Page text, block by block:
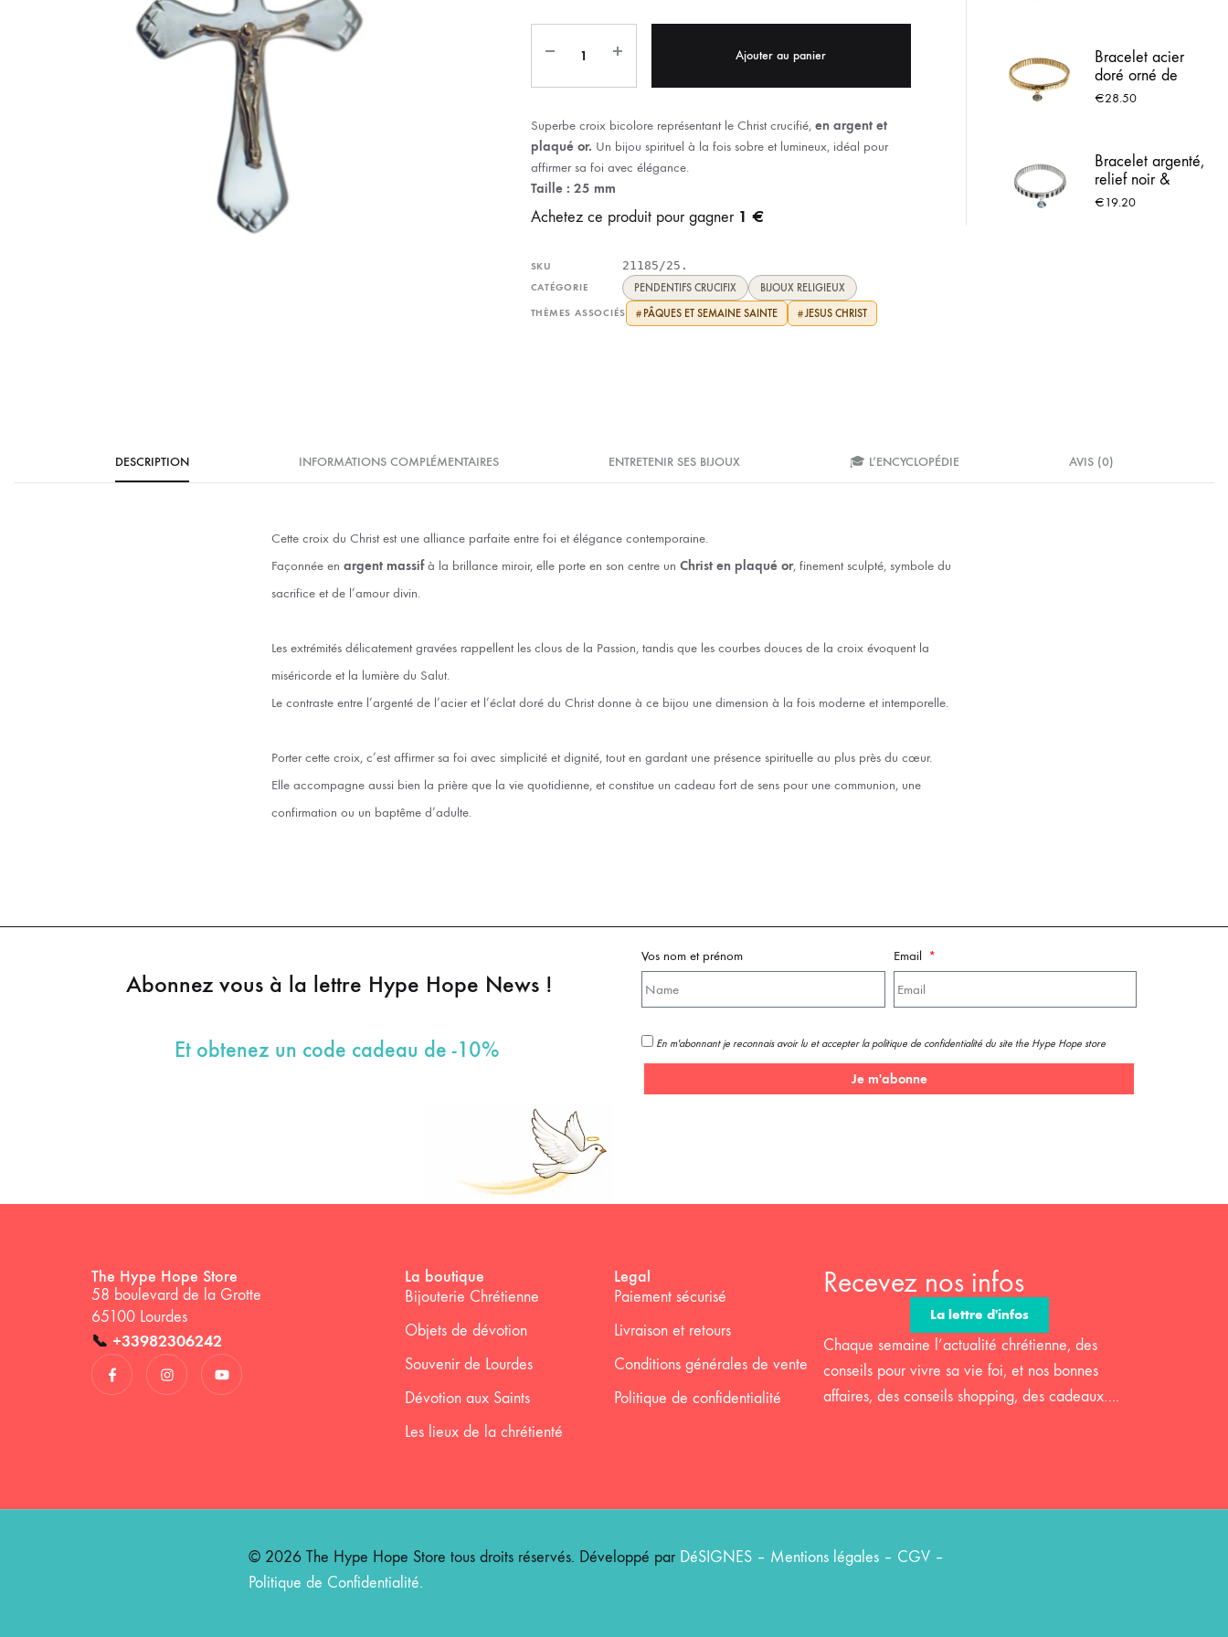
MÉDAILLES JÉSUS
MÉDAILLE SAINTS
MÉDAILLES ENFANTS
JONCS
EX-VOTOS ET COEURS SACRÉS
BOUGIES ET CIERGES SOUVENIRS DE LOURDES
Ajouter au panier
Superbe croix bicolore représentant le Christ crucifié,en argent et
plaqué or. Un bijou spirituel à la fois sobre et lumineux, idéal pour
affirmer sa foi avec élégance.
Taille : 25 mm
Achetez ce produit pour gagner 1 €
SKU 21185/25.
CATÉGORIE PENDENTIFS CRUCIFIX BIJOUX RELIGIEUX
THÈMES ASSOCIÉS # PÂQUES ET SEMAINE SAINTE #JESUS CHRIST
Bracelet acier
doré orné de
strass brillants
€28.50
Bracelet argenté,
relief noir &
Médaille de
€19.20
DESCRIPTION INFORMATIONS COMPLÉMENTAIRES ENTRETENIR SES BIJOUX 🎓 L’ENCYCLOPÉDIE AVIS (0)
Cette croix du Christ est une alliance parfaite entre foi et élégance contemporaine.
Façonnée en argent massifà la brillance miroir, elle porte en son centre un Christ en plaqué or, finement sculpté, symbole du
sacrifice et de l’amour divin.
Les extrémités délicatement gravées rappellent les clous de la Passion, tandis que les courbes douces de la croix évoquent la
miséricorde et la lumière du Salut.
Le contraste entre l’argenté de l’acier et l’éclat doré du Christ donne à ce bijou une dimension à la fois moderne et intemporelle.
Porter cette croix, c’est affirmer sa foi avec simplicité et dignité, tout en gardant une présence spirituelle au plus près du cœur.
Elle accompagne aussi bien la prière que la vie quotidienne, et constitue un cadeau fort de sens pour une communion, une
confirmation ou un baptême d’adulte.
Abonnez vous à la lettre Hype Hope News !
Et obtenez un code cadeau de -10%
Vos nom et prénom Email
En m'abonnant je reconnais avoir lu et accepter la politique de confidentialité du site the Hype Hope store
Je m'abonne
The Hype Hope Store
58 boulevard de la Grotte
65100 Lourdes
📞 +33982306242
La boutique
Bijouterie Chrétienne
Objets de dévotion
Souvenir de Lourdes
Dévotion aux Saints
Les lieux de la chrétienté
Legal
Paiement sécurisé
Livraison et retours
Conditions générales de vente
Politique de confidentialité
Recevez nos infos
La lettre d'infos
Chaque semaine l’actualité chrétienne, des
conseils pour vivre sa vie foi, et nos bonnes
affaires, des conseils shopping, des cadeaux….
© 2026 The Hype Hope Store tous droits réservés. Développé par DéSIGNES– Mentions légales– CGV–
Politique de Confidentialité.